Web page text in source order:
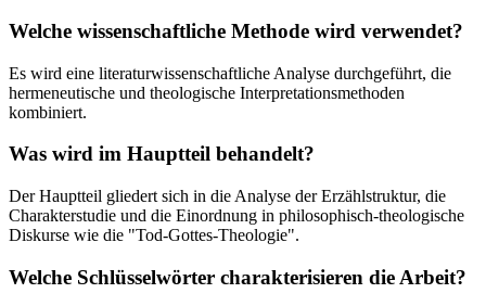
Welche wissenschaftliche Methode wird verwendet?
Es wird eine literaturwissenschaftliche Analyse durchgeführt, die
hermeneutische und theologische Interpretationsmethoden
kombiniert.
Was wird im Hauptteil behandelt?
Der Hauptteil gliedert sich in die Analyse der Erzählstruktur, die
Charakterstudie und die Einordnung in philosophisch-theologische
Diskurse wie die "Tod-Gottes-Theologie".
Welche Schlüsselwörter charakterisieren die Arbeit?